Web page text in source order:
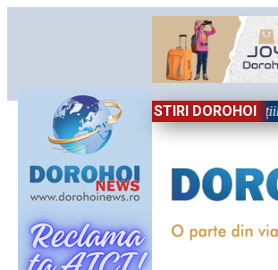
STIRI DOROHOI
Sărbătoare!” – trei zile dedicate tradițiilor,